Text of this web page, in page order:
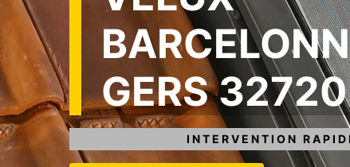
GERS 32720
INTERVENTION